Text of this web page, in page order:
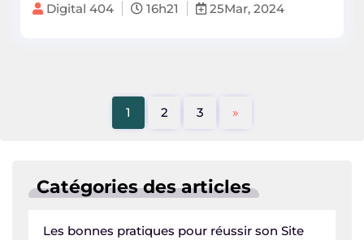
Digital 404 16h21 25Mar, 2024
1 2 3 »
Catégories des articles
Les bonnes pratiques pour réussir son Site